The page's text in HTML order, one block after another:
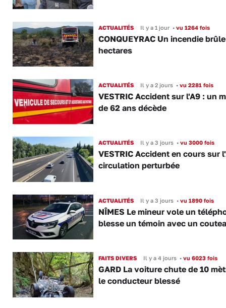
ACTUALITÉS Il y a 1 jour •vu 1264 fois
CONQUEYRAC Un incendie
hectares
ACTUALITÉS Il y a 2 jours •vu 2281 fois
VESTRIC Accident sur l'A9 : un
de 62 ans décède
ACTUALITÉS Il y a 3 jours •vu 3000 fois
VESTRIC Accident en cours sur
circulation perturbée
ACTUALITÉS Il y a 3 jours •vu 1890 fois
NÎMES Le mineur vole un
blesse un témoin avec un
FAITS DIVERS Il y a 4 jours •vu 6023 fois
GARD La voiture chute de 10
le conducteur blessé